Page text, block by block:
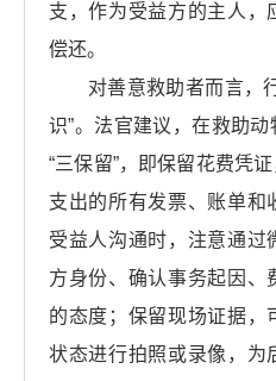
支，作为受益方的主人，
偿还。
对善意救助者而言，行
识”。法官建议，在救助
“三保留”，即保留花费凭
支出的所有发票、账单和
受益人沟通时，注意通过
方身份、确认事务起因、
的态度；保留现场证据，
状态进行拍照或录像，为